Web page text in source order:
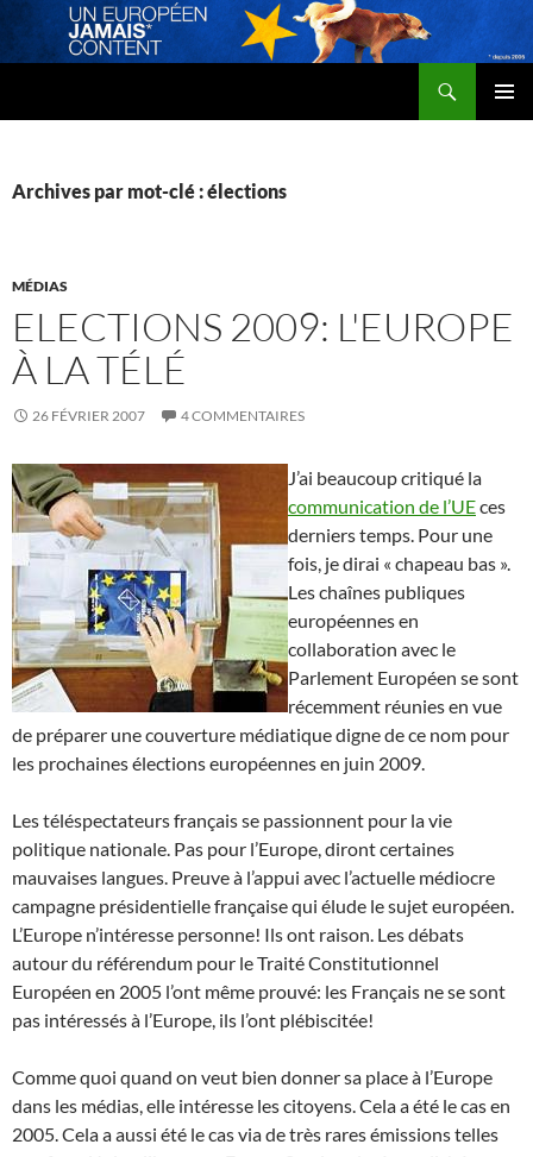
Archives par mot-clé : élections
MÉDIAS
ELECTIONS 2009: L'EUROPE
À LA TÉLÉ
26 FÉVRIER 2007 4 COMMENTAIRES
J’ai beaucoup critiqué la
communication de l’UEces
derniers temps. Pour une
fois, je dirai « chapeau bas ».
Les chaînes publiques
européennes en
collaboration avec le
Parlement Européen se sont
récemment réunies en vue
de préparer une couverture médiatique digne de ce nom pour
les prochaines élections européennes en juin 2009.
Les téléspectateurs français se passionnent pour la vie
politique nationale. Pas pour l’Europe, diront certaines
mauvaises langues. Preuve à l’appui avec l’actuelle médiocre
campagne présidentielle française qui élude le sujet européen.
L’Europe n’intéresse personne! Ils ont raison. Les débats
autour du référendum pour le Traité Constitutionnel
Européen en 2005 l’ont même prouvé: les Français ne se sont
pas intéressés à l’Europe, ils l’ont plébiscitée!
Comme quoi quand on veut bien donner sa place à l’Europe
dans les médias, elle intéresse les citoyens. Cela a été le cas en
2005. Cela a aussi été le cas via de très rares émissions telles